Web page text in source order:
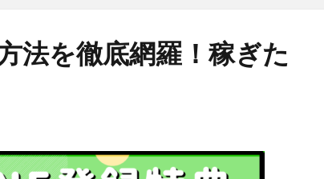
法を徹底網羅！稼ぎた